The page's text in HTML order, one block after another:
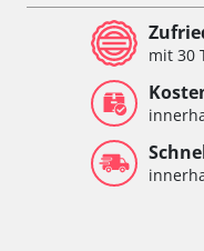
Zentralelektronik
Zentralelektronik
Verfügbarkeit abhängig
und Konfiguration
mit 30